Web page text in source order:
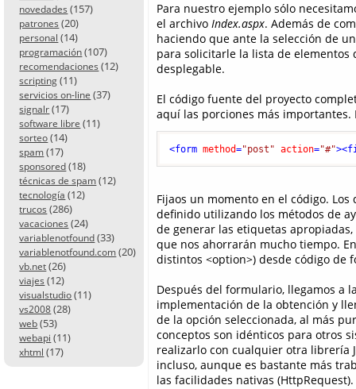
novedades (157)
patrones (20)
personal (14)
programación (107)
recomendaciones (12)
scripting (11)
servicios on-line (37)
signalr (17)
software libre (11)
sorteo (14)
spam (17)
sponsored (18)
técnicas de spam (12)
tecnología (12)
trucos (286)
vacaciones (24)
variablenotfound (33)
variablenotfound.com (20)
vb.net (26)
viajes (12)
visualstudio (11)
vs2008 (28)
web (53)
webapi (11)
xhtml (17)
Para nuestro ejemplo sólo
el archivo Index.aspx. Además de
haciendo que ante la selección de
para solicitarle la lista de elementos
desplegable.
El código fuente del proyecto
aquí las porciones más
<form method="post" action="#"><
Fijaos un momento en el código.
definido utilizando los métodos de
de generar las etiquetas
que nos ahorrarán mucho tiempo.
distintos <option>) desde código de
Después del formulario, llegamos a
implementación de la obtención y
de la opción seleccionada, al más
conceptos son idénticos para otros
realizarlo con cualquier otra librería
incluso, aunque es bastante más
las facilidades nativas (HttpRequest).